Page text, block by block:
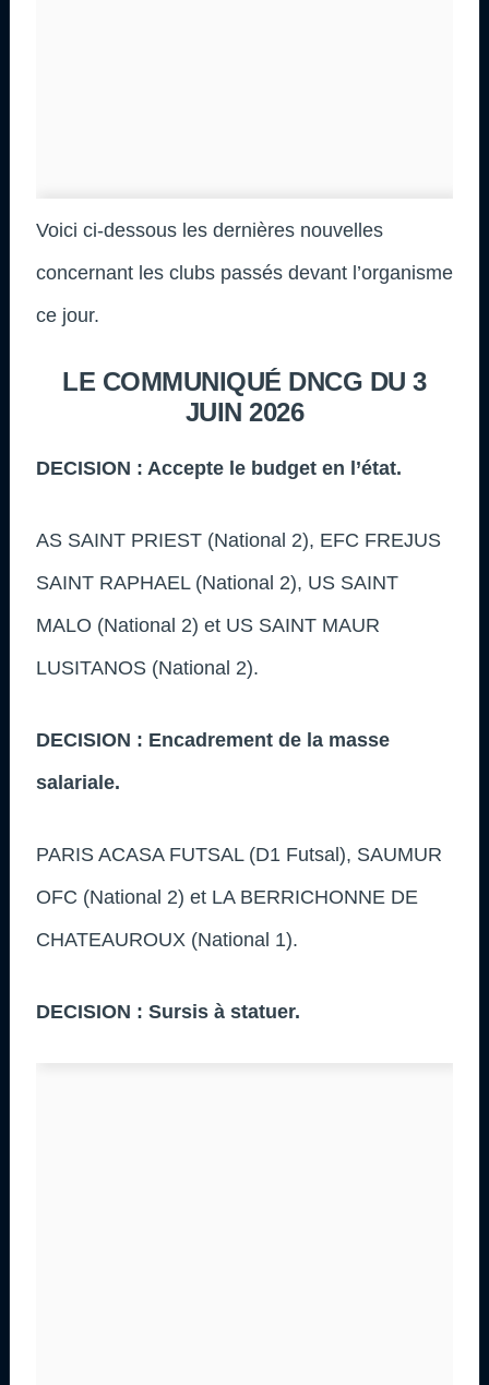
Voici ci-dessous les dernières nouvelles
concernant les clubs passés devant l’organisme
ce jour.
LE COMMUNIQUÉ DNCG DU 3
JUIN 2026
DECISION : Accepte le budget en l’état.
AS SAINT PRIEST (National 2), EFC FREJUS
SAINT RAPHAEL (National 2), US SAINT
MALO (National 2) et US SAINT MAUR
LUSITANOS (National 2).
DECISION : Encadrement de la masse
salariale.
PARIS ACASA FUTSAL (D1 Futsal), SAUMUR
OFC (National 2) et LA BERRICHONNE DE
CHATEAUROUX (National 1).
DECISION : Sursis à statuer.